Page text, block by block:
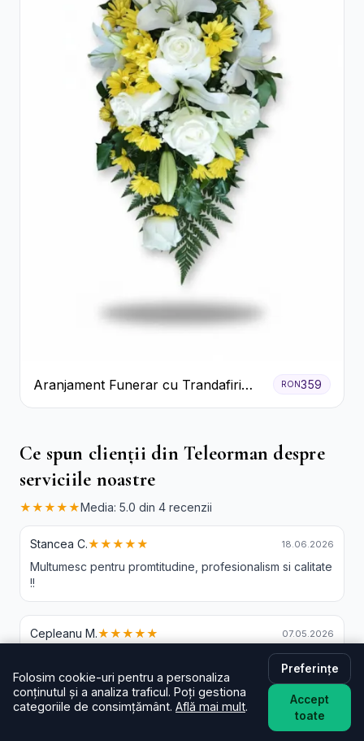
Aranjament Funerar cu Trandafiri
Albi Crizanteme Galbene și Crini
RON359
Ce spun clienții din Teleorman despre
serviciile noastre
★★★★★Media: 5.0 din 4 recenzii
Stancea C.★★★★★ 18.06.2026
Multumesc pentru promtitudine, profesionalism si calitate
!!
Cepleanu M.★★★★★ 07.05.2026
Daaa, pot sa spun ca buchetul comandat a ajuns la
destinatie, chiar intre orele stabilite! Am verificat! Nu ma
asteptam la asa seriozitate si promptitudine, am riscat
initial cu comanda, dar am primit dovada ca sunt oameni
Folosim cookie-uri pentru a personaliza
conținutul și a analiza traficul. Poți gestiona
categoriile de consimțământ. Află mai mult.
Preferințe
Accept
toate